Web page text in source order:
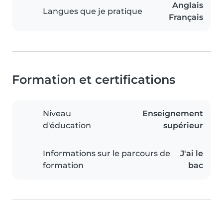
Langues que je pratique
Anglais
Français
Formation et certifications
Niveau
d'éducation
Enseignement
supérieur
Informations sur le parcours de
formation
J'ai le
bac